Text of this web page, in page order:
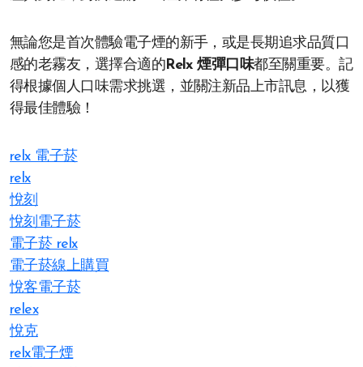
無論您是首次體驗電子煙的新手，或是長期追求品質口
感的老霧友，選擇合適的Relx 煙彈口味都至關重要。記
得根據個人口味需求挑選，並關注新品上市訊息，以獲
得最佳體驗！
relx 電子菸
relx
悅刻
悅刻電子菸
電子菸 relx
電子菸線上購買
悅客電子菸
relex
悅克
relx電子煙